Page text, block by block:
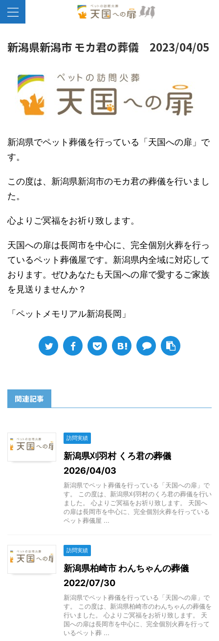
新潟県新潟市 モカ君の葬儀 2023/04/05
新潟県でペット葬儀を行っている「天国への扉」で
す。
この度は、新潟県新潟市のモカ君の葬儀を行いまし
た。
心よりご冥福をお祈り致します。
天国への扉は長岡市を中心に、完全個別火葬を行っ
ているペット葬儀屋です。新潟県内全域に対応して
おります。ぜひあなたも天国への扉で愛するご家族
を見送りませんか？
「ペットメモリアル新潟長岡」
関連記事
訪問実績
新潟県刈羽村 くろ君の葬儀
2026/04/03
新潟県でペット葬儀を行っている「天国への扉」で
す。 この度は、新潟県刈羽村のくろ君の葬儀を行い
ました。 心よりご冥福をお祈り致します。 天国へ
の扉は長岡市を中心に、完全個別火葬を行っている
ペット葬儀屋 ...
訪問実績
新潟県柏崎市 わんちゃんの葬儀
2022/07/30
新潟県でペット葬儀を行っている「天国への扉」で
す。 この度は、新潟県柏崎市のわんちゃんの葬儀を
行いました。 心よりご冥福をお祈り致します。 天
国への扉は長岡市を中心に、完全個別火葬を行って
いるペット葬 ...